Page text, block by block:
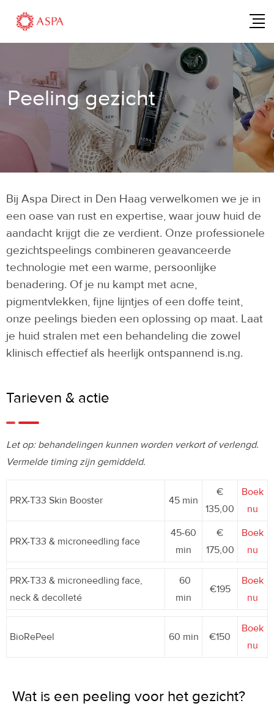
Peeling gezicht
Bij Aspa Direct in Den Haag verwelkomen we je in
een oase van rust en expertise, waar jouw huid de
aandacht krijgt die ze verdient. Onze professionele
gezichtspeelings combineren geavanceerde
technologie met een warme, persoonlijke
benadering. Of je nu kampt met acne,
pigmentvlekken, fijne lijntjes of een doffe teint,
onze peelings bieden een oplossing op maat. Laat
je huid stralen met een behandeling die zowel
klinisch effectief als heerlijk ontspannend is.ng.
Tarieven & actie
Let op: behandelingen kunnen worden verkort of verlengd.
Vermelde timing zijn gemiddeld.
PRX-T33 Skin Booster 45 min
€
135,00
Boek
nu
PRX-T33 & microneedling face
45-60
min
€
175,00
Boek
nu
PRX-T33 & microneedling face,
neck & decolleté
60
min
€195
Boek
nu
BioRePeel 60 min €150
Boek
nu
Wat is een peeling voor het gezicht?